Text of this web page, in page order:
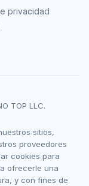
privacidad
TOP LLC.
sitios,
proveedores
cookies para
ofrecerle una
y con fines de